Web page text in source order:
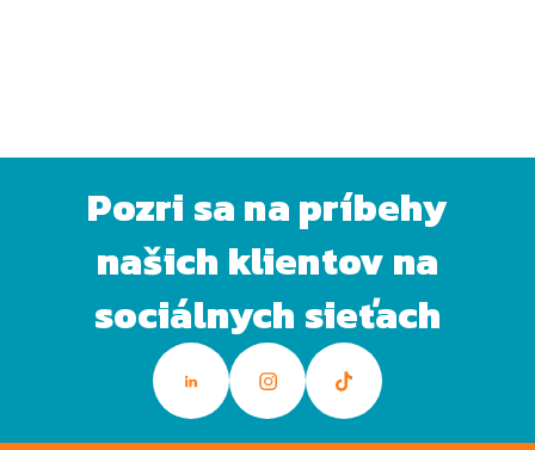
Pozri sa na príbehy
našich klientov na
sociálnych sieťach